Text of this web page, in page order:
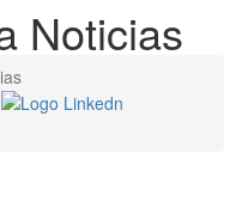
Noticias